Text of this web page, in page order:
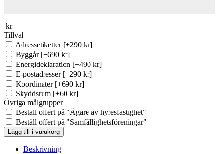
kr
Tillval
Adressetiketter [+290 kr]
Byggår [+690 kr]
Energideklaration [+490 kr]
E-postadresser [+290 kr]
Koordinater [+690 kr]
Skyddsrum [+60 kr]
Övriga målgrupper
Beställ offert på "Ägare av hyresfastighet"
Beställ offert på "Samfällighetsföreningar"
BRF-
registret
Sölvesborg
Lägg till i varukorg
Beskrivning